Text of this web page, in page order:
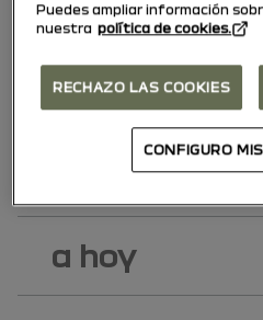
13/01/2025
15/07/2024
10/01/2024
a hoy
Puedes ampliar información
nuestra política de cookies.
RECHAZO LAS COOKIES
CONFIGURO